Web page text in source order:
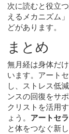
次に読むと役立
えるメカニズム
どがあります。
まとめ
無月経は身体だ
います。アート
し、ストレス低
ンスの回復をサ
クリストを活用
ょう。 アートセ
と体をつなぐ新